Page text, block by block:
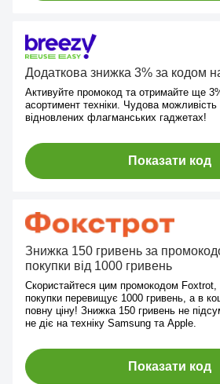
Додаткова знижка 3% за кодом
Активуйте промокод та отримайте ще
асортимент техніки. Чудова
відновлених флагманських гаджетах!
Показати код
Знижка 150 гривень за
покупки від 1000 гривень
Скористайтеся цим промокодом
покупки перевищує 1000 гривень, а в
повну ціну! Знижка 150 гривень не
не діє на техніку Samsung та Apple.
Показати код